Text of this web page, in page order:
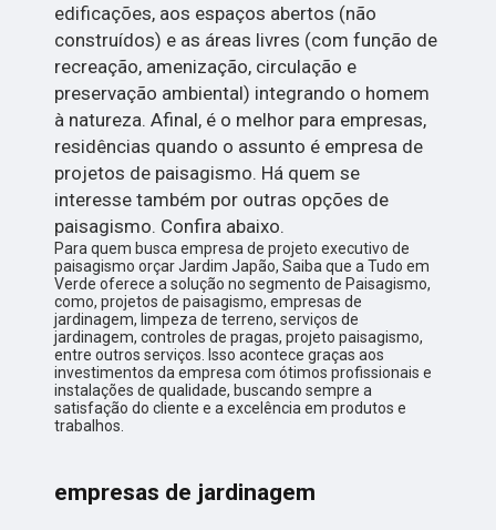
edificações, aos espaços abertos (não
construídos) e as áreas livres (com função de
recreação, amenização, circulação e
preservação ambiental) integrando o homem
à natureza. Afinal, é o melhor para empresas,
residências quando o assunto é empresa de
projetos de paisagismo. Há quem se
interesse também por outras opções de
paisagismo. Confira abaixo.
Para quem busca empresa de projeto executivo de
paisagismo orçar Jardim Japão, Saiba que a Tudo em
Verde oferece a solução no segmento de Paisagismo,
como, projetos de paisagismo, empresas de
jardinagem, limpeza de terreno, serviços de
jardinagem, controles de pragas, projeto paisagismo,
entre outros serviços. Isso acontece graças aos
investimentos da empresa com ótimos profissionais e
instalações de qualidade, buscando sempre a
satisfação do cliente e a excelência em produtos e
trabalhos.
empresas de jardinagem